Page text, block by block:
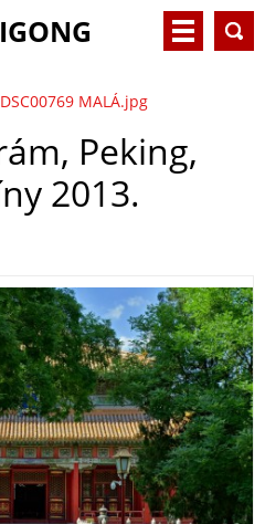
DSC00769 MALÁ.jpg
Peking,
2013.